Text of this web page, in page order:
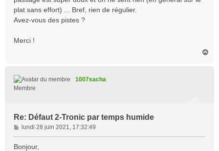
plat sans effort) ... Bref, rien de régulier.
Avez-vous des pistes ?
Merci !
1007sacha
Membre
Re: Défaut 2-Tronic par temps humide
M
e
s
lundi 28 juin 2021, 17:32:49
Bonjour,